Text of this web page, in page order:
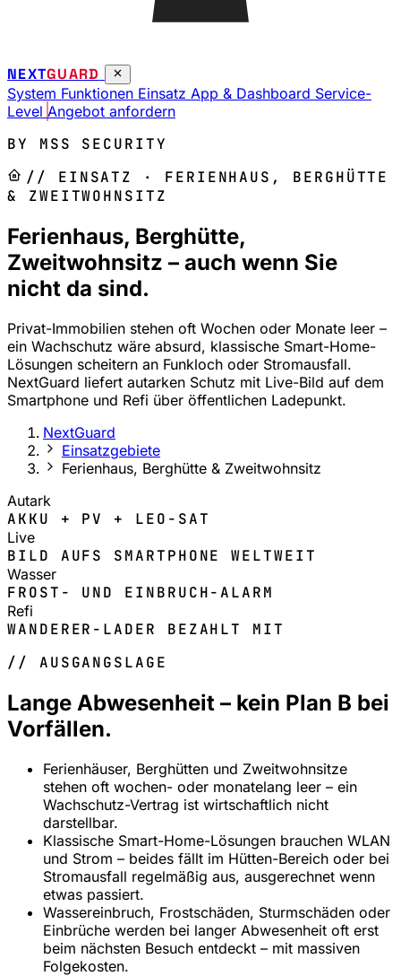
NEXTGUARD
System Funktionen Einsatz App & Dashboard Service-
Level Angebot anfordern
BY MSS SECURITY
// EINSATZ · FERIENHAUS, BERGHÜTTE
& ZWEITWOHNSITZ
Ferienhaus, Berghütte,
Zweitwohnsitz – auch wenn Sie
nicht da sind.
Privat-Immobilien stehen oft Wochen oder Monate leer –
ein Wachschutz wäre absurd, klassische Smart-Home-
Lösungen scheitern an Funkloch oder Stromausfall.
NextGuard liefert autarken Schutz mit Live-Bild auf dem
Smartphone und Refi über öffentlichen Ladepunkt.
NextGuard
Einsatzgebiete
Ferienhaus, Berghütte & Zweitwohnsitz
Autark
AKKU + PV + LEO-SAT
Live
BILD AUFS SMARTPHONE WELTWEIT
Wasser
FROST- UND EINBRUCH-ALARM
Refi
WANDERER-LADER BEZAHLT MIT
// AUSGANGSLAGE
Lange Abwesenheit – kein Plan B bei
Vorfällen.
Ferienhäuser, Berghütten und Zweitwohnsitze
stehen oft wochen- oder monatelang leer – ein
Wachschutz-Vertrag ist wirtschaftlich nicht
darstellbar.
Klassische Smart-Home-Lösungen brauchen WLAN
und Strom – beides fällt im Hütten-Bereich oder bei
Stromausfall regelmäßig aus, ausgerechnet wenn
etwas passiert.
Wassereinbruch, Frostschäden, Sturmschäden oder
Einbrüche werden bei langer Abwesenheit oft erst
beim nächsten Besuch entdeckt – mit massiven
Folgekosten.